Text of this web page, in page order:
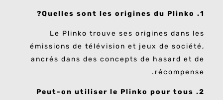
1. Quelles sont les origines du Plinko?
Le Plinko trouve ses origines dans les
émissions de télévision et jeux de société,
ancrés dans des concepts de hasard et de
récompense.
2. Peut-on utiliser le Plinko pour tous